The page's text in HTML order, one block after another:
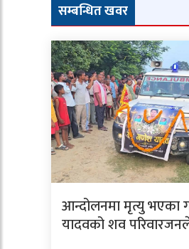
सम्बन्धित खवर
आन्दोलनमा मृत्यु
यादवको शव